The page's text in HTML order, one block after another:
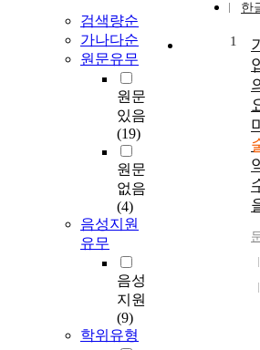
검색량순
가나다순
원문유무
원문
있음
(19)
원문
없음
(4)
음성지원
유무
음성
지원
(9)
학위유형
한
1
기